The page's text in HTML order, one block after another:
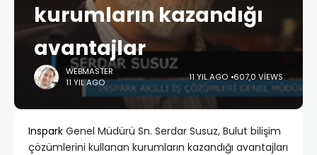
kurumların kazandığı
avantajlar
WEBMASTER
11 YIL AGO
11 YIL AGO 607,0 VIEWS
Inspark Genel Müdürü Sn. Serdar Susuz, Bulut bilişim
çözümlerini kullanan kurumların kazandığı avantajları